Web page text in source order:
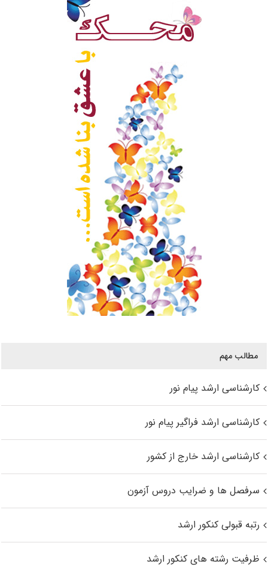
مطالب مهم
کارشناسی ارشد پیام نور
کارشناسی ارشد فراگیر پیام نور
کارشناسی ارشد خارج از کشور
سرفصل ها و ضرایب دروس آزمون
رتبه قبولی کنکور ارشد
ظرفیت رشته های کنکور ارشد